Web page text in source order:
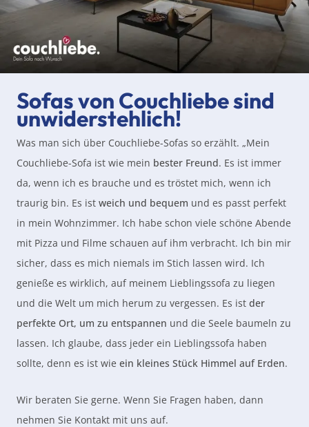
Sofas von Couchliebe sind
unwiderstehlich!
Was man sich über Couchliebe-Sofas so erzählt. „Mein
Couchliebe-Sofa ist wie mein bester Freund. Es ist immer
da, wenn ich es brauche und es tröstet mich, wenn ich
traurig bin. Es ist weich und bequem und es passt perfekt
in mein Wohnzimmer. Ich habe schon viele schöne Abende
mit Pizza und Filme schauen auf ihm verbracht. Ich bin mir
sicher, dass es mich niemals im Stich lassen wird. Ich
genieße es wirklich, auf meinem Lieblingssofa zu liegen
und die Welt um mich herum zu vergessen. Es ist der
perfekte Ort, um zu entspannen und die Seele baumeln zu
lassen. Ich glaube, dass jeder ein Lieblingssofa haben
sollte, denn es ist wie ein kleines Stück Himmel auf Erden.
Wir beraten Sie gerne. Wenn Sie Fragen haben, dann
nehmen Sie Kontakt mit uns auf.